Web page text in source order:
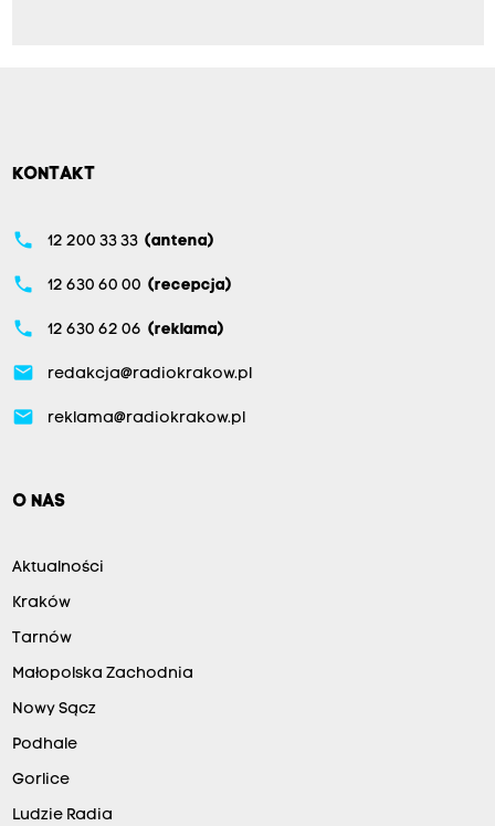
KONTAKT
phone 12 200 33 33 (antena)
phone 12 630 60 00 (recepcja)
phone 12 630 62 06 (reklama)
email redakcja@radiokrakow.pl
email reklama@radiokrakow.pl
O NAS
Aktualności
Kraków
Tarnów
Małopolska Zachodnia
Nowy Sącz
Podhale
Gorlice
Ludzie Radia